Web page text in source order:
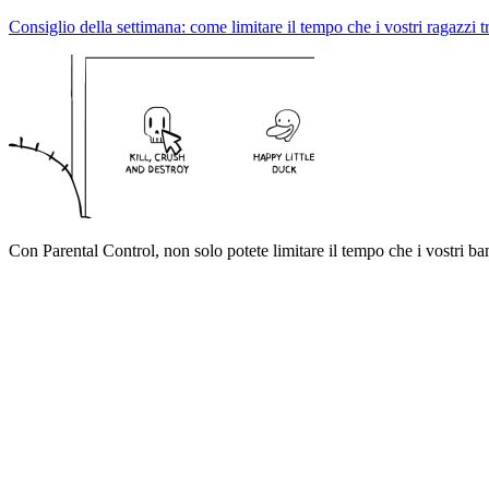
Consiglio della settimana: come limitare il tempo che i vostri ragazzi
Con Parental Control, non solo potete limitare il tempo che i vostri